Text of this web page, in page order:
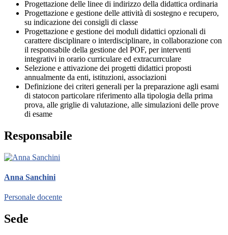
Progettazione delle linee di indirizzo della didattica ordinaria
Progettazione e gestione delle attività di sostegno e recupero,
su indicazione dei consigli di classe
Progettazione e gestione dei moduli didattici opzionali di
carattere disciplinare o interdisciplinare, in collaborazione con
il responsabile della gestione del POF, per interventi
integrativi in orario curriculare ed extracurrculare
Selezione e attivazione dei progetti didattici proposti
annualmente da enti, istituzioni, associazioni
Definizione dei criteri generali per la preparazione agli esami
di statocon particolare riferimento alla tipologia della prima
prova, alle griglie di valutazione, alle simulazioni delle prove
di esame
Responsabile
Anna Sanchini
Personale docente
Sede